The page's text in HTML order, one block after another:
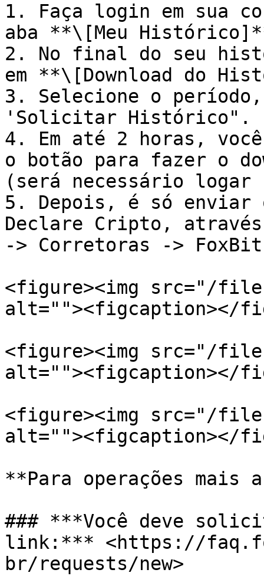
1. Faça login em sua
aba **\[Meu
2. No final do seu
em **\[Download do
3. Selecione o
'Solicitar Histórico".
4. Em até 2 horas,
o botão para fazer o
(será necessário logar
5. Depois, é só enviar
Declare Cripto,
-> Corretoras ->
<figure><img src="/files/
alt=""><figcaption></
<figure><img src="/files/
alt=""><figcaption></
<figure><img src="/files/
alt=""><figcaption></
**Para operações mais
### ***Você deve
link:*** <https://
br/requests/new>